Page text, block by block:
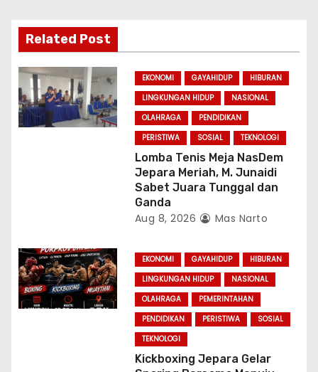
a
t
i
o
Related Post
EKONOMI GAYAHIDUP
HIBURAN
LINGKUNGAN HIDUP
NASIONAL
OLAHRAGA
PENDIDIKAN
PERISTIWA
SOSIAL TEKNOLOGI
Lomba Tenis Meja NasDem
Jepara Meriah, M. Junaidi
Sabet Juara Tunggal dan
Ganda
Aug 8, 2026 Mas Narto
EKONOMI GAYAHIDUP
HIBURAN
LINGKUNGAN HIDUP
NASIONAL
OLAHRAGA
PEMERINTAHAN
PENDIDIKAN
PERISTIWA
SOSIAL
TEKNOLOGI
Kickboxing Jepara Gelar